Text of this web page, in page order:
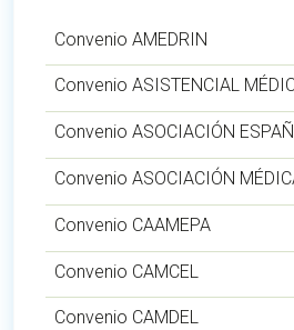
Convenio AMEDRIN
Convenio ASISTENCIAL
Convenio ASOCIACIÓN
Convenio ASOCIACIÓN
Convenio CAAMEPA
Convenio CAMCEL
Convenio CAMDEL